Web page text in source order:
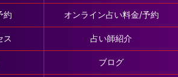
約 オンライン占い料金/予約
ス 占い師紹介
ブログ